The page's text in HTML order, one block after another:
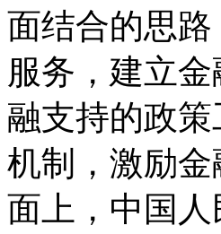
面结合的思
服务，建立
融支持的政
机制，激励
面上，中国